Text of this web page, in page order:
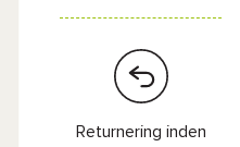
Returnering inden